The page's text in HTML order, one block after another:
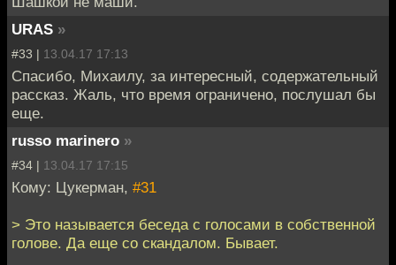
URAS »
#33 | 13.04.17 17:13
Спасибо, Михаилу, за интересный, содержательный
рассказ. Жаль, что время ограничено, послушал бы
еще.
russo marinero »
#34 | 13.04.17 17:15
Кому: Цукерман, #31
> Это называется беседа с голосами в собственной
голове. Да еще со скандалом. Бывает.